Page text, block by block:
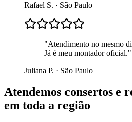
Rafael S. · São Paulo
"Atendimento no mesmo
Já é meu montador oficial."
Juliana P. · São Paulo
Atendemos consertos e
em toda a região